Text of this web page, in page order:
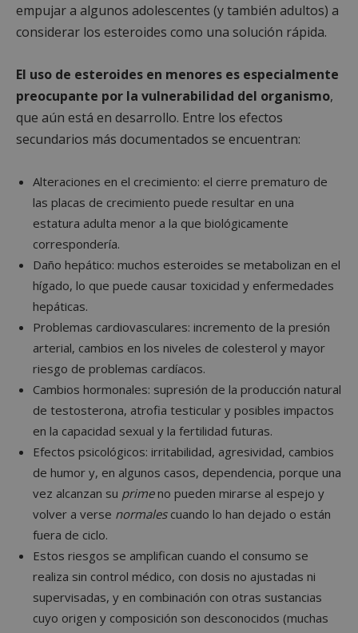
empujar a algunos adolescentes (y también adultos) a
considerar los esteroides como una solución rápida.
El uso de esteroides en menores es especialmente
preocupante por la vulnerabilidad del organismo,
que aún está en desarrollo. Entre los efectos
secundarios más documentados se encuentran:
Alteraciones en el crecimiento: el cierre prematuro de
las placas de crecimiento puede resultar en una
estatura adulta menor a la que biológicamente
correspondería.
Daño hepático: muchos esteroides se metabolizan en el
hígado, lo que puede causar toxicidad y enfermedades
hepáticas.
Problemas cardiovasculares: incremento de la presión
arterial, cambios en los niveles de colesterol y mayor
riesgo de problemas cardíacos.
Cambios hormonales: supresión de la producción natural
de testosterona, atrofia testicular y posibles impactos
en la capacidad sexual y la fertilidad futuras.
Efectos psicológicos: irritabilidad, agresividad, cambios
de humor y, en algunos casos, dependencia, porque una
vez alcanzan su primeno pueden mirarse al espejo y
volver a verse normalescuando lo han dejado o están
fuera de ciclo.
Estos riesgos se amplifican cuando el consumo se
realiza sin control médico, con dosis no ajustadas ni
supervisadas, y en combinación con otras sustancias
cuyo origen y composición son desconocidos (muchas